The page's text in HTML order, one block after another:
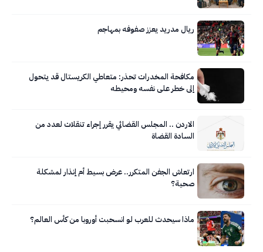
ريال مدريد يعزز صفوفه بمهاجم
مكافحة المخدرات تحذر: متعاطي الكريستال قد يتحول
إلى خطر على نفسه ومحيطه
الاردن .. المجلس القضائي يقرر إجراء تنقلات لعدد من
السادة القضاة
ارتعاش الجفن المتكرر.. عرض بسيط أم إنذار لمشكلة
صحية؟
ماذا سيحدث للعرب لو انسحبت أوروبا من كأس العالم؟